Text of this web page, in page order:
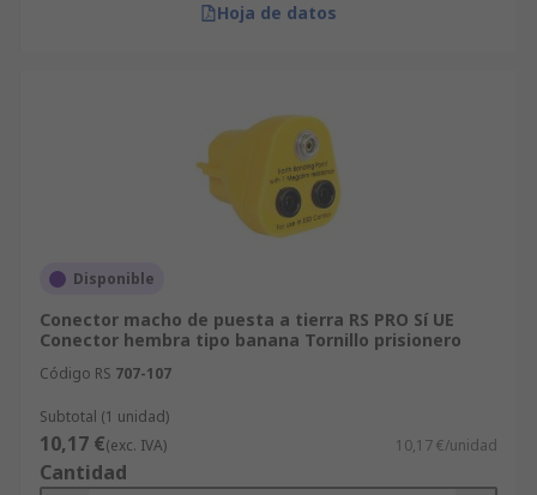
Hoja de datos
Disponible
Conector macho de puesta a tierra RS PRO Sí UE
Conector hembra tipo banana Tornillo prisionero
Código RS 707-107
Subtotal (1 unidad)
10,17 €(exc. IVA) 10,17 €/unidad
Cantidad